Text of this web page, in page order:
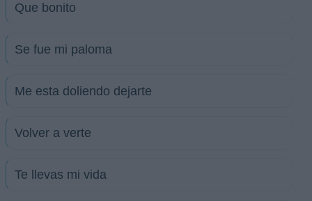
Que bonito
Se fue mi paloma
Me esta doliendo dejarte
Volver a verte
Te llevas mi vida